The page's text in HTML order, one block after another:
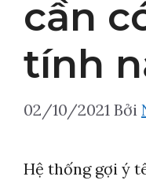
cần
tính
02/10/2021 Bởi
Hệ thống gợi ý